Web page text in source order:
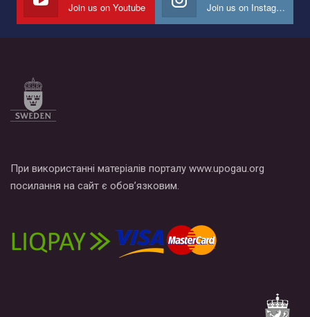
Все, что вам нужно сделать - это зайти на наш канал YouTube
Join us on Youtube Join us on Instagram
При використанні матеріалів порталу www.upogau.org
посилання на сайт є обов’язковим.